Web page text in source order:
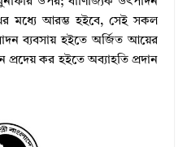
মধ্যে আরম্ভ হইবে, সেই সকল
ব্যবসায় হইতে অর্জিত আয়ের
কর হইতে অব্যাহতি প্রদান